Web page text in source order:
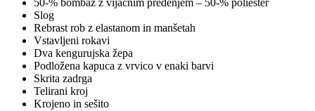
50-% bombaž z vijačnim predenjem – 50-% poliester
Slog
Rebrast rob z elastanom in manšetah
Vstavljeni rokavi
Dva kengurujska žepa
Podložena kapuca z vrvico v enaki barvi
Skrita zadrga
Telirani kroj
Krojeno in sešito